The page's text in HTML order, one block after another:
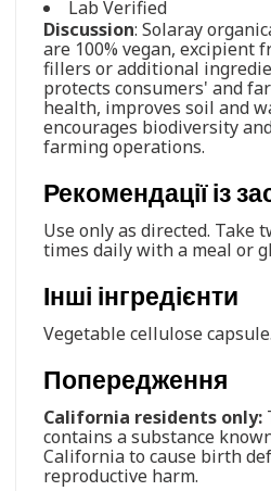
Lab Verified
Discussion: Solaray
are 100% vegan, excipient
fillers or additional
protects consumers' and
health, improves soil and
encourages biodiversity
farming operations.
Рекомендації із
Use only as directed. Take
times daily with a meal or
Інші інгредієнти
Vegetable cellulose capsule.
Попередження
California residents only:
contains a substance
California to cause birth
reproductive harm.